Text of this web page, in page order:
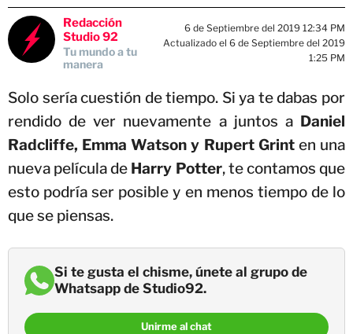
Redacción
Studio 92
Tu mundo a tu
manera
6 de Septiembre del 2019 12:34 PM
Actualizado el 6 de Septiembre del 2019
1:25 PM
Solo sería cuestión de tiempo. Si ya te dabas por
rendido de ver nuevamente a juntos a Daniel
Radcliffe, Emma Watson y Rupert Grinten una
nueva película de Harry Potter, te contamos que
esto podría ser posible y en menos tiempo de lo
que se piensas.
Si te gusta el chisme, únete al grupo de
Whatsapp de Studio92.
Unirme al chat